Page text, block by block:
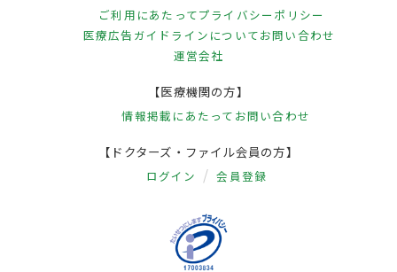
ご利用にあたってプライバシーポリシー
医療広告ガイドラインについてお問い合わせ
運営会社
【医療機関の方】
情報掲載にあたって お問い合わせ
【ドクターズ・ファイル会員の方】
ログイン 会員登録